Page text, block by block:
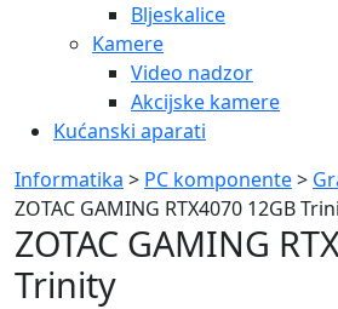
Bljeskalice
Kamere
Video nadzor
Akcijske kamere
Kućanski aparati
Informatika > PC komponente>
ZOTAC GAMING RTX4070 12GB
ZOTAC GAMING
Trinity